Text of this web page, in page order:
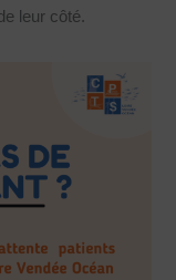
leur côté.